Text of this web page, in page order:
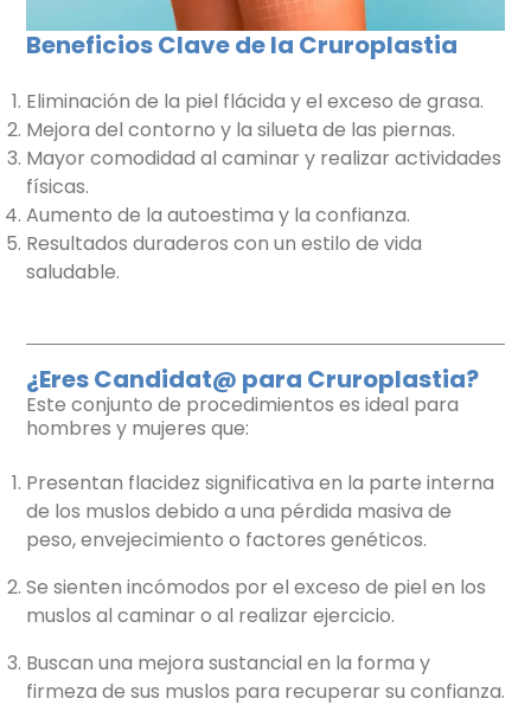
Beneficios Clave de la Cruroplastia
Eliminación de la piel flácida y el exceso de grasa.
Mejora del contorno y la silueta de las piernas.
Mayor comodidad al caminar y realizar actividades
físicas.
Aumento de la autoestima y la confianza.
Resultados duraderos con un estilo de vida
saludable.
¿Eres Candidat@ para Cruroplastia?
Este conjunto de procedimientos es ideal para
hombres y mujeres que:
Presentan flacidez significativa en la parte interna
de los muslos debido a una pérdida masiva de
peso, envejecimiento o factores genéticos.
Se sienten incómodos por el exceso de piel en los
muslos al caminar o al realizar ejercicio.
Buscan una mejora sustancial en la forma y
firmeza de sus muslos para recuperar su confianza.